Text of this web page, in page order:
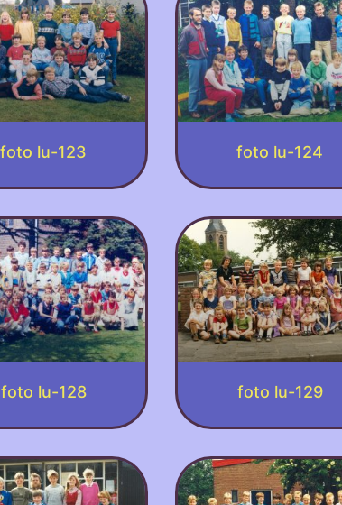
foto lu-123 foto lu-124
foto lu-128 foto lu-129